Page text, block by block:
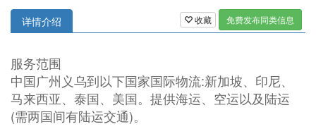
收藏 免费发布同类信息
详情介绍
服务范围
中国广州义乌到以下国家国际物流:新加坡、印尼、
马来西亚、泰国、美国。提供海运、空运以及陆运
(需两国间有陆运交通)。